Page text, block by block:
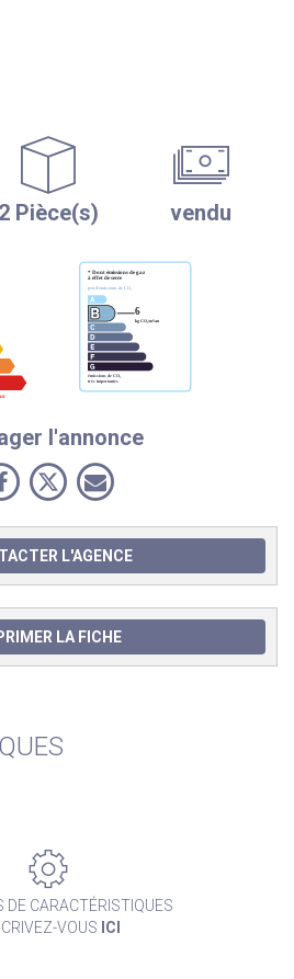
2 Pièce(s) vendu
l'annonce
L'AGENCE
LA FICHE
DE CARACTÉRISTIQUES
VOUS ICI